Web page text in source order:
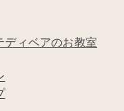
ディベアのお教室